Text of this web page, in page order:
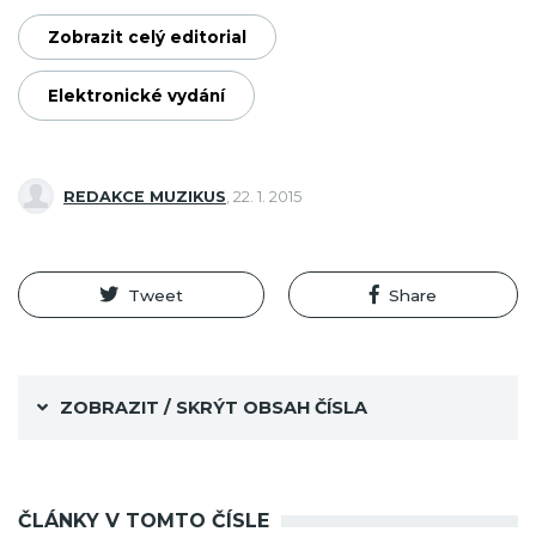
Zobrazit celý editorial
Elektronické vydání
REDAKCE MUZIKUS 22. 1. 2015
Tweet Share
ZOBRAZIT / SKRÝT OBSAH ČÍSLA
ČLÁNKY V TOMTO ČÍSLE